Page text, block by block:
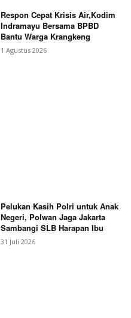
Respon Cepat Krisis Air,Kodim
Indramayu Bersama BPBD
Bantu Warga Krangkeng
1 Agustus 2026
Pelukan Kasih Polri untuk Anak
Negeri, Polwan Jaga Jakarta
Sambangi SLB Harapan Ibu
31 Juli 2026